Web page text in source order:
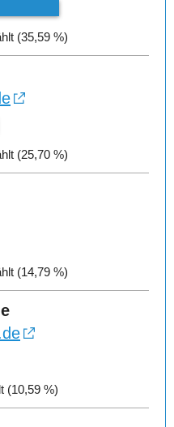
(35,59 %)
(25,70 %)
(14,79 %)
(10,59 %)